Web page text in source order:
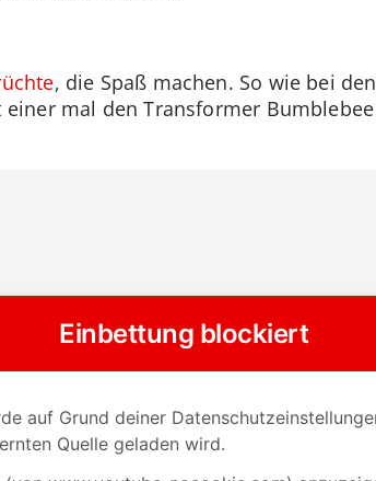
, die Spaß machen. So wie bei
einer mal den Transformer